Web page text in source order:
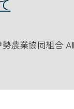
勢農業協同組合